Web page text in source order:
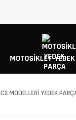
MOTOSİKLET
CG MODELLERİ YEDEK